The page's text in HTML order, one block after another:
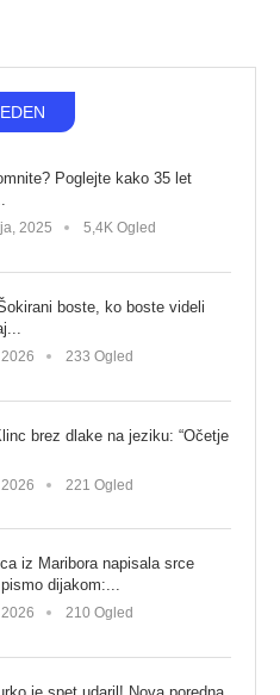
Poglejte kako 35 let
2025 5,4K Ogled
boste, ko boste videli
233 Ogled
brez dlake na jeziku: “Očetje
221 Ogled
iz Maribora napisala srce
dijakom:...
210 Ogled